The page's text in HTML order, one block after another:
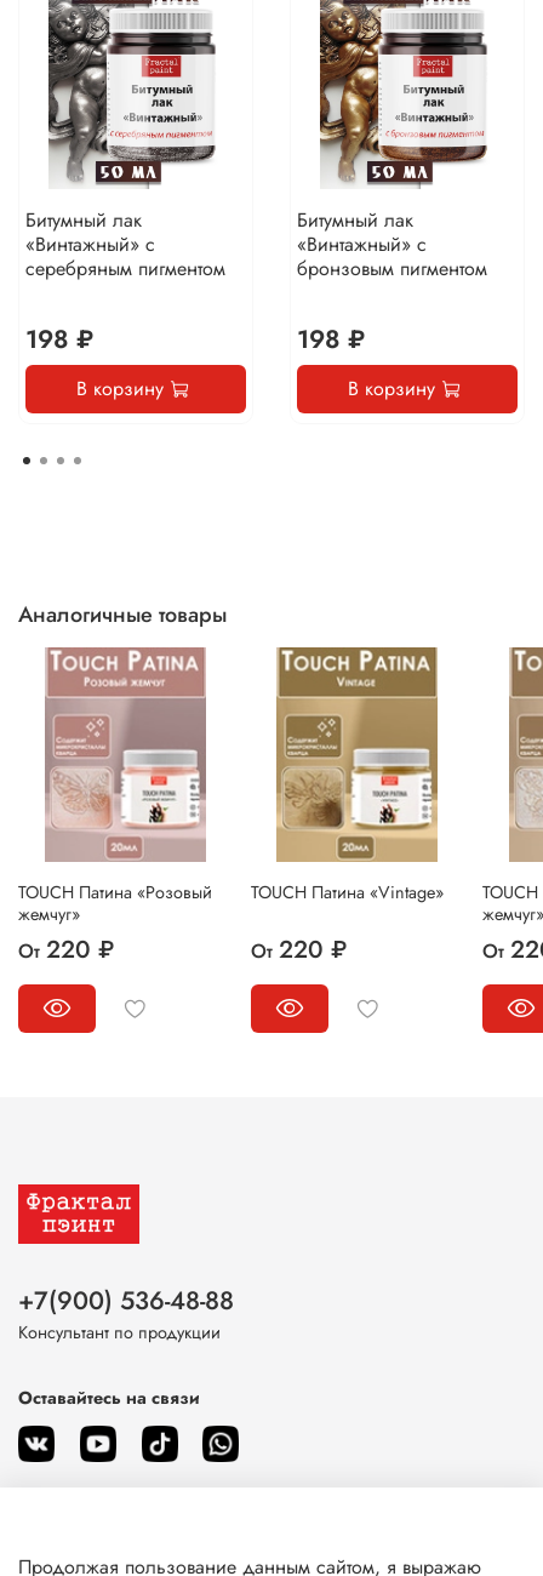
Битумный лак
«Винтажный» с
серебряным пигментом
198 ₽
В корзину
Битумный лак
«Винтажный» с
бронзовым пигментом
198 ₽
В корзину
Аналогичные товары
TOUCH Патина «Розовый
жемчуг»
От 220 ₽
TOUCH Патина «Vintage»
От 220 ₽
жемчуг»
От
+7(900) 536-48-88
Консультант по продукции
Оставайтесь на связи
Продолжая пользование данным сайтом, я выражаю